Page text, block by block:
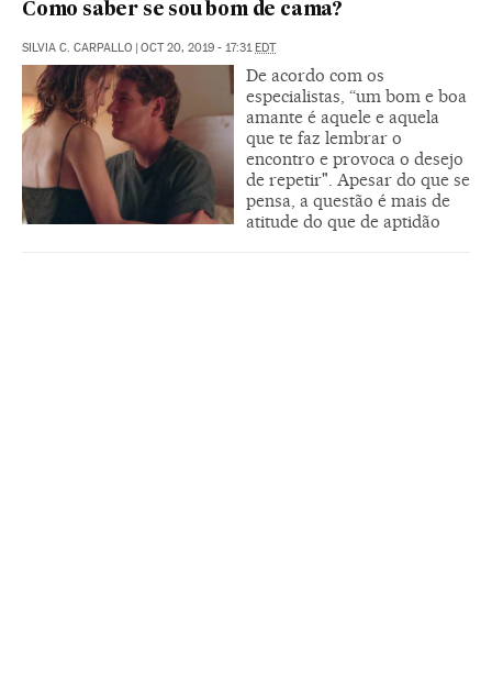
Como saber se sou bom de cama?
SILVIA C. CARPALLO OCT 20, 2019 - 17:31 EDT
De acordo com os
especialistas, “um bom e boa
amante é aquele e aquela
que te faz lembrar o
encontro e provoca o desejo
de repetir". Apesar do que se
pensa, a questão é mais de
atitude do que de aptidão